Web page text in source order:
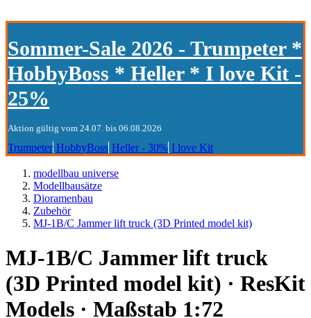
Sommer-Sale 2026 - Trumpeter *
HobbyBoss * Heller * I love Kit -
25%
Aktion gültig vom 24.07. bis 06.08.2026
Trumpeter HobbyBoss Heller - 30% I love Kit
modellbau universe
Modellbausätze
Dioramenbau
Zubehör
MJ-1B/C Jammer lift truck (3D Printed model kit)
MJ-1B/C Jammer lift truck
(3D Printed model kit) · ResKit
Models · Maßstab 1:72